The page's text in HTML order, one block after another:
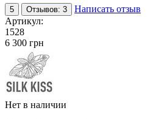
5 Отзывов: 3
Написать отзыв
Артикул:
1528
‍6 300‍ грн
Нет в наличии